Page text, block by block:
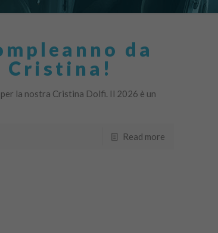
da
Cristina!
la nostra Cristina Dolfi. Il 2026 è un
Read more